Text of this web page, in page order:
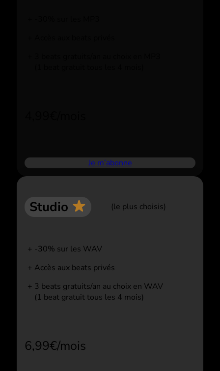
Je m’abonne
Studio (le plus choisis)
-30% sur les WAV
Accès aux beats privés
3 beats gratuits/an au choix en WAV
(1 beat gratuit tous les 4 mois)
6,99€/mois